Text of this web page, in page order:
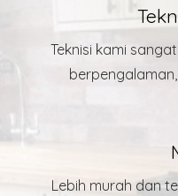
Teknisi kami
Lebih murah dan